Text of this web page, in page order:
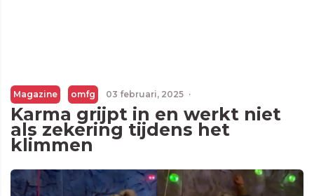
Magazine omfg 03 februari, 2025 ·
Karma grijpt in en werkt niet
als zekering tijdens het
klimmen